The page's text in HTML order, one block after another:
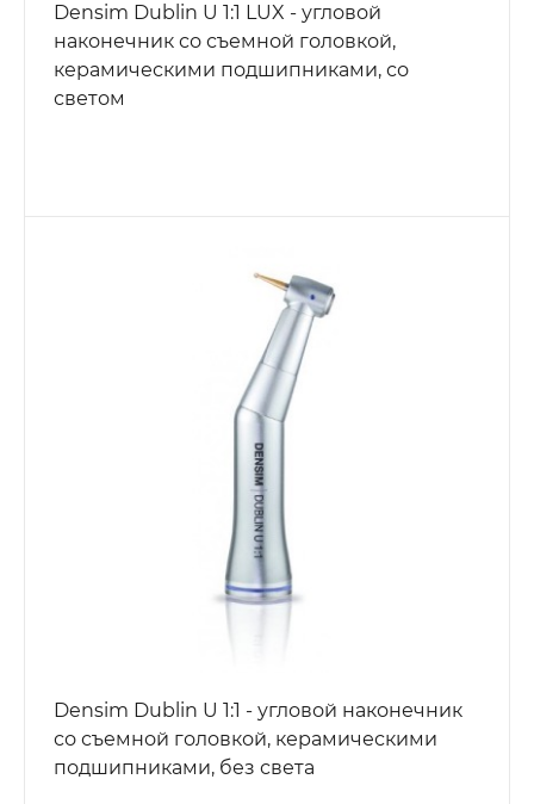
Densim Dublin U 1:1 LUX - угловой
наконечник со съемной головкой,
керамическими подшипниками, со
светом
Densim Dublin U 1:1 - угловой наконечник
со съемной головкой, керамическими
подшипниками, без света